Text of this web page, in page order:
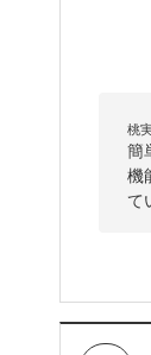
桃
簡
機
て